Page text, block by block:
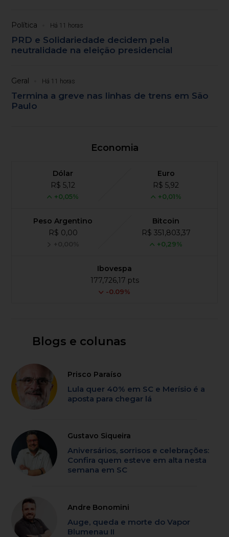
Política Há 11 horas
PRD e Solidariedade decidem pela
neutralidade na eleição presidencial
Geral Há 11 horas
Termina a greve nas linhas de trens em São
Paulo
Economia
Dólar
R$ 5,12
+0,05%
Euro
R$ 5,92
+0,01%
Peso Argentino
R$ 0,00
+0,00%
Bitcoin
R$ 351,803,37
+0,29%
Ibovespa
177,726,17 pts
-0.09%
Blogs e colunas
Prisco Paraíso
Lula quer 40% em SC e Merísio é a
aposta para chegar lá
Gustavo Siqueira
Aniversários, sorrisos e celebrações:
Confira quem esteve em alta nesta
semana em SC
Andre Bonomini
Auge, queda e morte do Vapor
Blumenau II